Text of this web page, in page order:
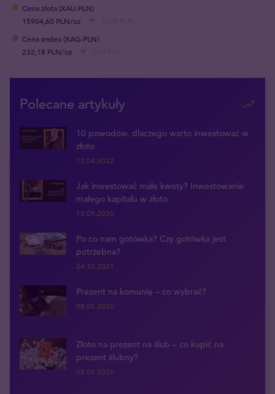
Cena złota (XAU-PLN)
15904,60 PLN/oz
Cena srebra (XAG-PLN)
232,18 PLN/oz
Polecane artykuły
10 powodów, dlaczego warto inwestować w
złoto
13.04.2022
Jak inwestować małe kwoty? Inwestowanie
małego kapitału w złoto
15.09.2020
Po co nam gotówka? Czy gotówka jest
potrzebna?
24.10.2021
Prezent na komunię – co wybrać?
08.05.2026
Złoto na prezent na ślub – co kupić na
prezent ślubny?
08.05.2026